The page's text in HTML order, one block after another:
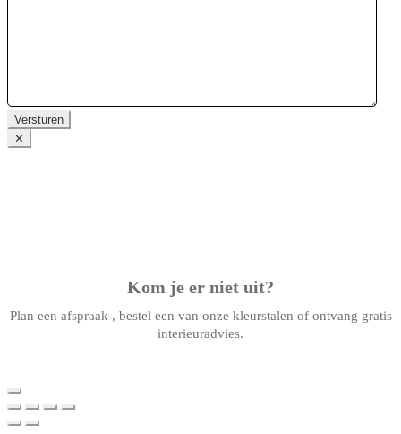
Versturen
✕
Kom je er niet uit?
Plan een afspraak , bestel een van onze kleurstalen of ontvang gratis
interieuradvies.